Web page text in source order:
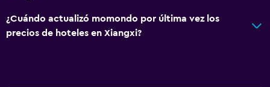
¿Cuándo actualizó momondo por última vez los
precios de hoteles en Xiangxi?